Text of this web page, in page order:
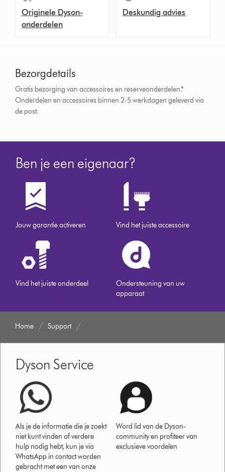
Originele Dyson-
onderdelen
Deskundig advies
Bezorgdetails
Gratis bezorging van accessoires en reserveonderdelen.*
Onderdelen en accessoires binnen 2-5 werkdagen geleverd via
de post.
Ben je een eigenaar?
Jouw garantie activeren Vind het juiste accessoire
Vind het juiste onderdeel
Ondersteuning van uw
apparaat
Home Support
Dyson Service
Als je de informatie die je zoekt
niet kunt vinden of verdere
hulp nodig hebt, kun je via
WhatsApp in contact worden
gebracht met een van onze
Word lid van de Dyson-
community en profiteer van
exclusieve voordelen